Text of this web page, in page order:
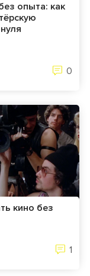
опыта: как
0
кино без
1